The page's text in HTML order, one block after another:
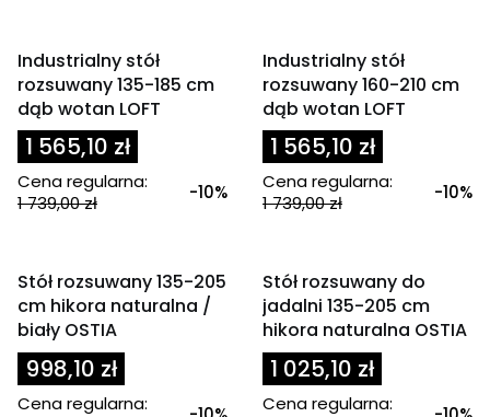
Industrialny stół
rozsuwany 135-185 cm
dąb wotan LOFT
1 565,10 zł
Cena regularna:
1 739,00 zł
-10%
Industrialny stół
rozsuwany 160-210 cm
dąb wotan LOFT
1 565,10 zł
Cena regularna:
1 739,00 zł
-10%
OKAZJA
Powiadom mnie o
Stół rozsuwany 135-205
cm hikora naturalna /
biały OSTIA
998,10 zł
Cena regularna:
OKAZJA
Powiadom mnie o
Stół rozsuwany do
jadalni 135-205 cm
hikora naturalna OSTIA
1 025,10 zł
Cena regularna: